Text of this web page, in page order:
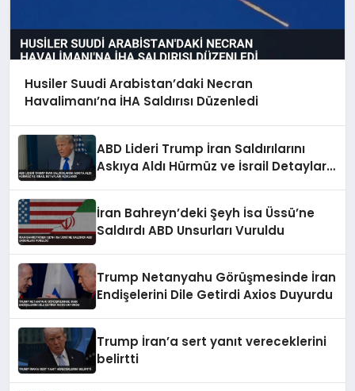
Husiler Suudi Arabistan’daki Necran
Havalimanı’na İHA Saldırısı Düzenledi
ABD Lideri Trump İran Saldırılarını
Askıya Aldı Hürmüz ve İsrail Detayları
İran Bahreyn’deki Şeyh İsa Üssü’ne
Saldırdı ABD Unsurları Vuruldu
Trump Netanyahu Görüşmesinde İran
Endişelerini Dile Getirdi Axios Duyurdu
Trump İran’a sert yanıt vereceklerini
belirtti